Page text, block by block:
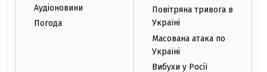
Аудіоновини
Погода
Повітряна тривога в
Україні
Масована атака по
Україні
Вибухи у Росії